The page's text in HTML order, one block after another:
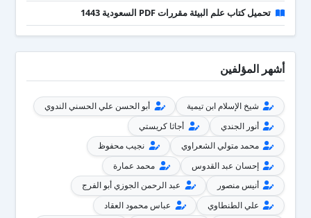
تحميل كتاب علم البيئة مقررات PDF السعودية 1443
أشهر المؤلفين
شيخ الإسلام ابن تيمية
أبو الحسن علي الحسني الندوي
أنور الجندي
أجاثا كريستي
محمد متولي الشعراوي
نجيب محفوظ
إحسان عبد القدوس
محمد عمارة
أنيس منصور
عبد الرحمن الجوزي أبو الفرج
علي الطنطاوي
عباس محمود العقاد